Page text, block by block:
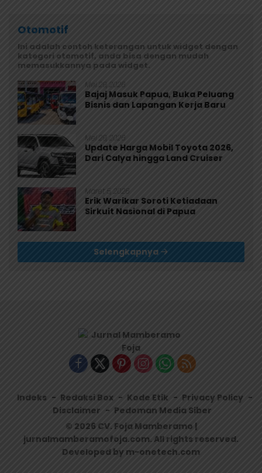
Otomotif
Ini adalah contoh keterangan untuk widget dengan
kategori otomotif, anda bisa dengan mudah
memasukkannya pada widget.
Mei 29, 2026
Bajaj Masuk Papua, Buka Peluang
Bisnis dan Lapangan Kerja Baru
Mei 29, 2026
Update Harga Mobil Toyota 2026,
Dari Calya hingga Land Cruiser
Maret 5, 2026
Erik Warikar Soroti Ketiadaan
Sirkuit Nasional di Papua
Selengkapnya
Indeks Redaksi Box Kode Etik
Privacy Policy
Disclaimer
Pedoman Media Siber
© 2026 CV. Foja Mamberamo |
jurnalmamberamofoja.com. All rights reserved.
Developed by m-onetech.com